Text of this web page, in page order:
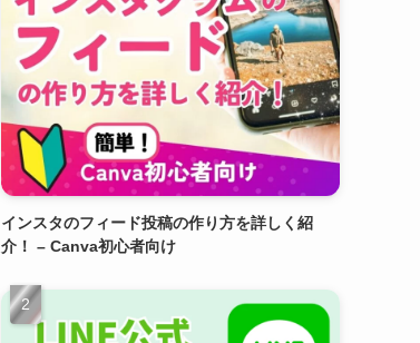
インスタのフィード投稿の作り方を詳しく紹
介！ – Canva初心者向け